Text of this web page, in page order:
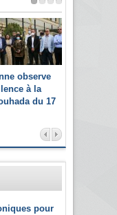
observe
à la
du 17
pour